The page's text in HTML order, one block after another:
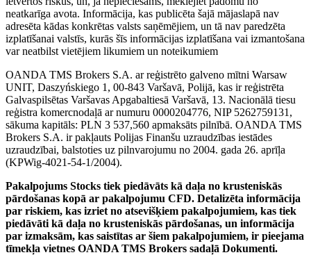
neatkarīga avota. Informācija, kas publicēta šajā mājaslapā nav
adresēta kādas konkrētas valsts saņēmējiem, un tā nav paredzēta
izplatīšanai valstīs, kurās šīs informācijas izplatīšana vai izmantošana
var neatbilst vietējiem likumiem un noteikumiem
OANDA TMS Brokers S.A. ar reģistrēto galveno mītni Warsaw
UNIT, Daszyńskiego 1, 00-843 Varšavā, Polijā, kas ir reģistrēta
Galvaspilsētas Varšavas Apgabaltiesā Varšavā, 13. Nacionālā tiesu
reģistra komercnodaļā ar numuru 0000204776, NIP 5262759131,
sākuma kapitāls: PLN 3 537,560 apmaksāts pilnībā. OANDA TMS
Brokers S.A. ir pakļauts Polijas Finanšu uzraudzības iestādes
uzraudzībai, balstoties uz pilnvarojumu no 2004. gada 26. aprīļa
(KPWig-4021-54-1/2004).
Pakalpojums Stocks tiek piedāvāts kā daļa no krusteniskās
pārdošanas kopā ar pakalpojumu CFD. Detalizēta informācija
par riskiem, kas izriet no atsevišķiem pakalpojumiem, kas tiek
piedāvāti kā daļa no krusteniskās pārdošanas, un informācija
par izmaksām, kas saistītas ar šiem pakalpojumiem, ir pieejama
tīmekļa vietnes OANDA TMS Brokers sadaļā Dokumenti.